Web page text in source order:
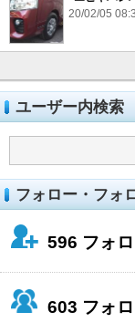
20/02/05
ユーザー内検索
フォロー・フォ
596 フォ
603 フォ